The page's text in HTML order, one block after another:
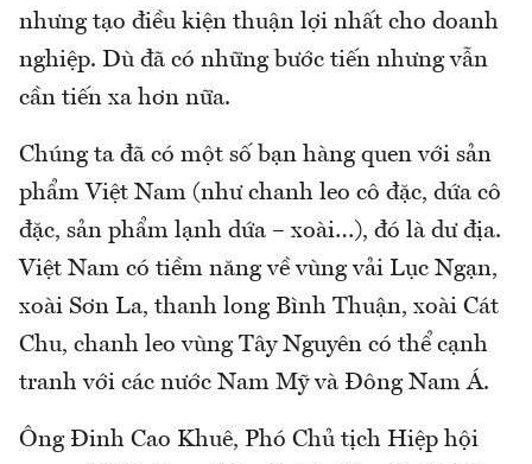
nhưng tạo điều kiện thuận lợi nhất cho doanh
nghiệp. Dù đã có những bước tiến nhưng vẫn
cần tiến xa hơn nữa.
Chúng ta đã có một số bạn hàng quen với sản
phẩm Việt Nam (như chanh leo cô đặc, dứa cô
đặc, sản phẩm lạnh dứa – xoài…), đó là dư địa.
Việt Nam có tiềm năng về vùng vải Lục Ngạn,
xoài Sơn La, thanh long Bình Thuận, xoài Cát
Chu, chanh leo vùng Tây Nguyên có thể cạnh
tranh với các nước Nam Mỹ và Đông Nam Á.
Ông Đinh Cao Khuê, Phó Chủ tịch Hiệp hội